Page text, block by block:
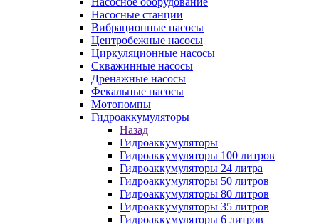
Насосные станции
Вибрационные насосы
Центробежные насосы
Циркуляционные насосы
Скважинные насосы
Дренажные насосы
Фекальные насосы
Мотопомпы
Гидроаккумуляторы
Назад
Гидроаккумуляторы
Гидроаккумуляторы 100 литров
Гидроаккумуляторы 24 литра
Гидроаккумуляторы 50 литров
Гидроаккумуляторы 80 литров
Гидроаккумуляторы 35 литров
Гидроаккумуляторы 6 литров